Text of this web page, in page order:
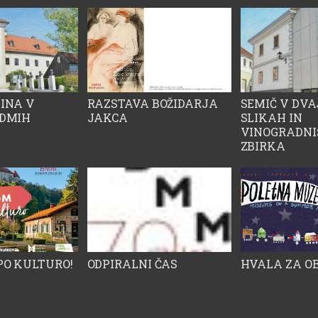
muzej se
v prostor
generacij – od
boja
smeha, igre in
In prav v
tokratne teme
le prostor
ampak mostovi,
knjigo, v kateri so celovito
in znanstveno obdelani
rezultati večletnih raziskav
obsežnega grobišča
Pezdirčeva njiva – od
pogrebnih praks do
bogatega grobnega
inventarja ter številnih
interdisciplinarnih
analiz.Posebno vrednost pa
imajo tudi same najdbe, ki
so že predstavljene javnosti
na razstavi Arheološko
bogastvo Bele krajine
oziroma Bela krajina v
odsevu sedmih tisočletij.
Med njimi izstopata
najstarejši zlatnik – keltska
imitacija zlatnika
V
RAZSTAVA BOŽIDARJA
JAKCA
SEMIČ V
SLIKAH IN
ZBIRKA
KULTURO! ODPIRALNI ČAS HVALA ZA